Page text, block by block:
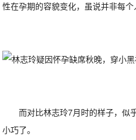
性在孕期的容貌变化，虽说并非每个
而对比林志玲7月时的样子，似
小巧了。